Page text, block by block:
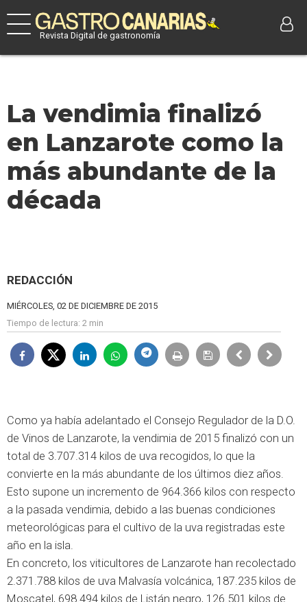
Revista Digital de gastronomía
La vendimia finalizó
en Lanzarote como la
más abundante de la
década
REDACCIÓN
MIÉRCOLES, 02 DE DICIEMBRE DE 2015
Tiempo de lectura: 2 min
Como ya había adelantado el Consejo Regulador de la D.O.
de Vinos de Lanzarote, la vendimia de 2015 finalizó con un
total de 3.707.314 kilos de uva recogidos, lo que la
convierte en la más abundante de los últimos diez años.
Esto supone un incremento de 964.366 kilos con respecto
a la pasada vendimia, debido a las buenas condiciones
meteorológicas para el cultivo de la uva registradas este
año en la isla.
En concreto, los viticultores de Lanzarote han recolectado
2.371.788 kilos de uva Malvasía volcánica, 187.235 kilos de
Moscatel, 698.494 kilos de Listán negro, 126.501 kilos de